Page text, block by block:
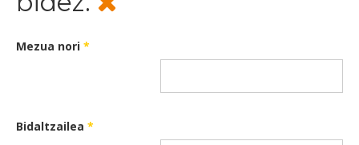
Mezua nori *
Bidaltzailea *